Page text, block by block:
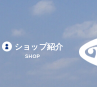
ショップ紹介
SHOP